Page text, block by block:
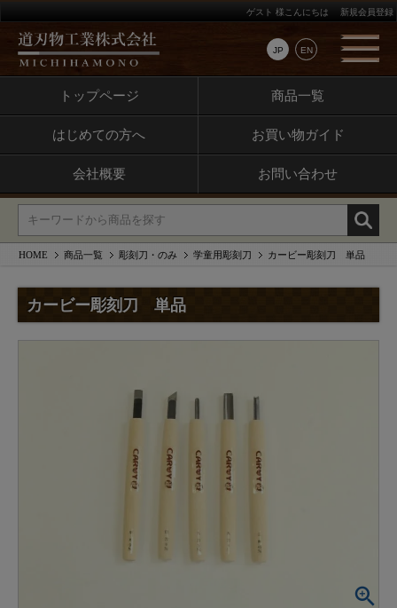
JP EN
ゲスト 様こんにちは 新規会員登録
トップページ 商品一覧
はじめての方へ お買い物ガイド
会社概要 お問い合わせ
HOME 商品一覧 彫刻刀・のみ 学童用彫刻刀 カービー彫刻刀 単品
カービー彫刻刀 単品